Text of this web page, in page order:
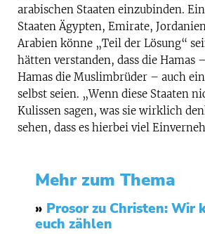
arabischen Staaten einzubinden.
Staaten Ägypten, Emirate,
Arabien könne „Teil der Lösung“
hätten verstanden, dass die Hamas
Hamas die Muslimbrüder – auch
selbst seien. „Wenn diese Staaten
Kulissen sagen, was sie wirklich
sehen, dass es hierbei viel
Mehr zum Thema
» Prosor zu Christen: Wir
euch zählen